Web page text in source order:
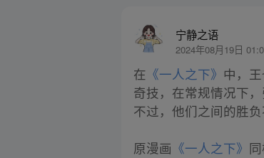
宁静之语
2024年08月19日
在 《一人之下》 中，
奇技，在常规情况下
不过，他们之间的胜
原漫画 《一人之下》